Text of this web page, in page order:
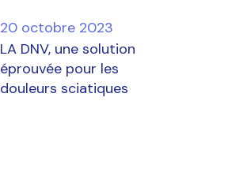
20 octobre 2023
LA DNV, une solution
éprouvée pour les
douleurs sciatiques